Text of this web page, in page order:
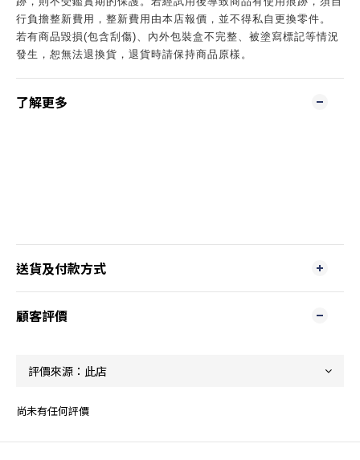
行負擔整新費用，整新費用由本店報價，並不得私自更換零件。
若有商品毀損(包含刮傷)、內外包裝盒不完整、被塗寫標記等情況
發生，恕無法退換貨，退貨時請保持商品原樣。
了解更多
送貨及付款方式
顧客評價
尚未有任何評價